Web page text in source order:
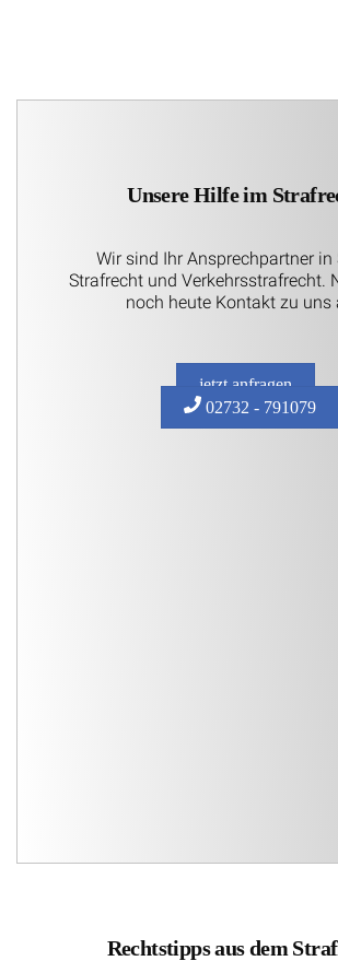
Unsere Hilfe im
Wir sind Ihr Ansprechpartner in
Strafrecht und Verkehrsstrafrecht.
noch heute Kontakt zu uns
jetzt anfragen
02732 - 791079
Rechtstipps aus dem